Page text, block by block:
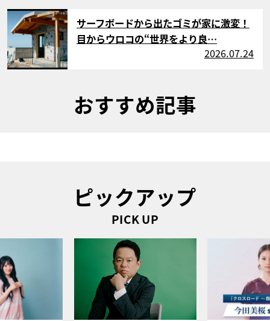
サムネイル
サーフボードから出たゴミが家に激変！
目からウロコの“世界をより良…
2026.07.24
おすすめ記事
ピックアップ
PICK UP